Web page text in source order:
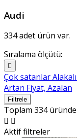
Audi
334 adet ürün var.
Sıralama ölçütü:

Çok satanlarAlakalı
Artan Fiyat, Azalan
Filtrele
Toplam 334
 
Aktif filtreler